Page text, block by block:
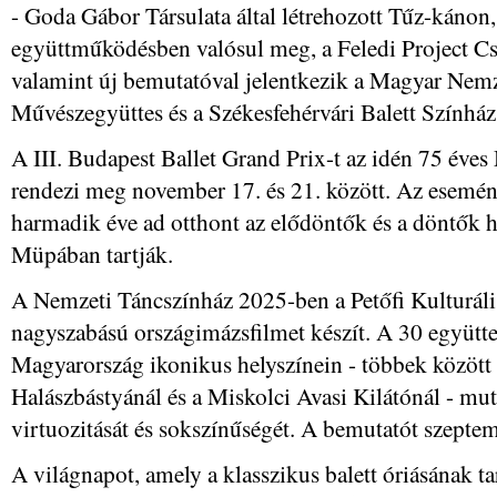
- Goda Gábor Társulata által létrehozott Tűz-
együttműködésben valósul meg, a Feledi Project
valamint új bemutatóval jelentkezik a Magyar
Művészegyüttes és a Székesfehérvári Balett
A III. Budapest Ballet Grand Prix-t az idén 75
rendezi meg november 17. és 21. között. Az
harmadik éve ad otthont az elődöntők és a döntők
Müpában tartják.
A Nemzeti Táncszínház 2025-ben a Petőfi
nagyszabású országimázsfilmet készít. A 30
Magyarország ikonikus helyszínein - többek között
Halászbástyánál és a Miskolci Avasi Kilátónál -
virtuozitását és sokszínűségét. A bemutatót
A világnapot, amely a klasszikus balett óriásának